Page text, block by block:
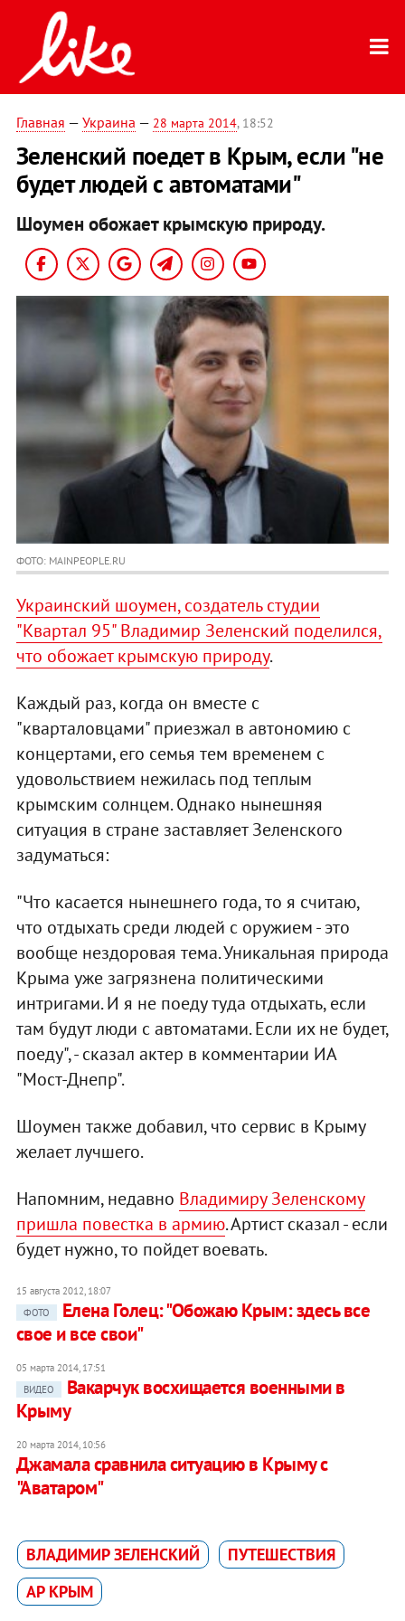
Главная — Украина — 28 марта 2014, 18:52
Зеленский поедет в Крым, если "не
будет людей с автоматами"
Шоумен обожает крымскую природу.
ФОТО: MAINPEOPLE.RU
Украинский шоумен, создатель студии
"Квартал 95" Владимир Зеленский поделился,
что обожает крымскую природу.
Каждый раз, когда он вместе с
"кварталовцами" приезжал в автономию с
концертами, его семья тем временем с
удовольствием нежилась под теплым
крымским солнцем. Однако нынешняя
ситуация в стране заставляет Зеленского
задуматься:
"Что касается нынешнего года, то я считаю,
что отдыхать среди людей с оружием - это
вообще нездоровая тема. Уникальная природа
Крыма уже загрязнена политическими
интригами. И я не поеду туда отдыхать, если
там будут люди с автоматами. Если их не будет,
поеду", - сказал актер в комментарии ИА
"Мост-Днепр".
Шоумен также добавил, что сервис в Крыму
желает лучшего.
Напомним, недавно Владимиру Зеленскому
пришла повестка в армию. Артист сказал - если
будет нужно, то пойдет воевать.
15 августа 2012, 18:07
ФОТО
Елена Голец: "Обожаю Крым: здесь все
свое и все свои"
05 марта 2014, 17:51
ВИДЕО
Вакарчук восхищается военными в
Крыму
20 марта 2014, 10:56
Джамала сравнила ситуацию в Крыму с
"Аватаром"
ВЛАДИМИР ЗЕЛЕНСКИЙ
ПУТЕШЕСТВИЯ
АР КРЫМ